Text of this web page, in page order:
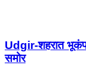
Udgir-शहरात
समोर